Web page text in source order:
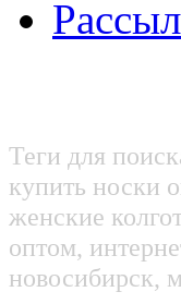
Теги для
купить носки
женские
оптом,
новосибирск,